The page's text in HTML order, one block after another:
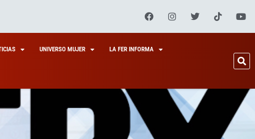
UNIVERSO MUJER LA FER INFORMA